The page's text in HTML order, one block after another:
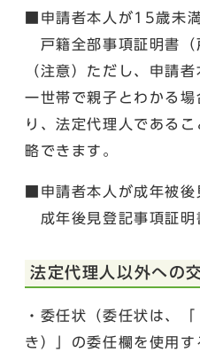
■申請者本人が15歳未
戸籍全部事項証明書（
（注意）ただし、申請
一世帯で親子とわかる
り、法定代理人である
略できます。
■申請者本人が成年被後
成年後見登記事項証明
法定代理人以外への
・委任状（委任状は、
き）」の委任欄を使用す